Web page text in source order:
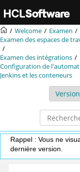
Aller au contenu
Welcome
Examen
Examen des espaces de
Examen des intégrations
Configuration de
Jenkins et les conteneurs
Rappel : Vous ne
dernière version.